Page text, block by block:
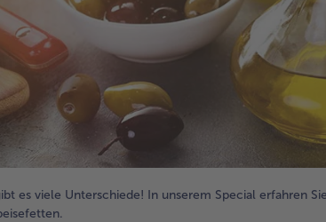
es viele Unterschiede! In unserem Special erfahren